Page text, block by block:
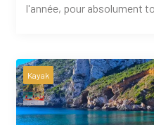
l'année, pour absolument
Kayak